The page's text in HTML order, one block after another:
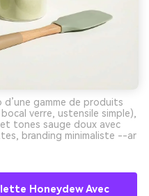
gamme de produits
verre, ustensile simple),
tones sauge doux avec
branding minimaliste --ar
Honeydew Avec